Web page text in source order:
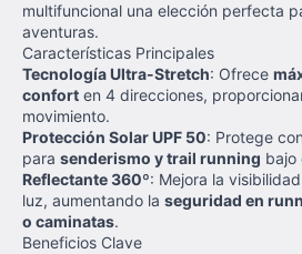
multifuncional una elección perfecta
aventuras.
Características Principales
Tecnología Ultra-Stretch: Ofrece
confort en 4 direcciones,
movimiento.
Protección Solar UPF 50: Protege
para senderismo y trail running bajo
Reflectante 360º: Mejora la
luz, aumentando la seguridad en
o caminatas.
Beneficios Clave